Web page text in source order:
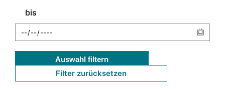
bis
Auswahl filtern
Filter zurücksetzen